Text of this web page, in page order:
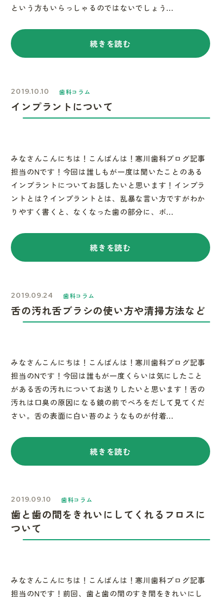
という方もいらっしゃるのではないでしょう...
続きを読む
2019.10.10 歯科コラム
インプラントについて
みなさんこんにちは！こんばんは！寒川歯科ブログ記事
担当のNです！今回は誰しもが一度は聞いたことのある
インプラントについてお話したいと思います！インプラ
ントとは？インプラントとは、乱暴な言い方ですがわか
りやすく書くと、なくなった歯の部分に、ボ...
続きを読む
2019.09.24 歯科コラム
舌の汚れ舌ブラシの使い方や清掃方法など
みなさんこんにちは！こんばんは！寒川歯科ブログ記事
担当のNです！今回は誰もが一度くらいは気にしたこと
がある舌の汚れについてお送りしたいと思います！舌の
汚れは口臭の原因になる鏡の前でべろをだして見てくだ
さい。舌の表面に白い苔のようなものが付着...
続きを読む
2019.09.10 歯科コラム
歯と歯の間をきれいにしてくれるフロスに
ついて
みなさんこんにちは！こんばんは！寒川歯科ブログ記事
担当のNです！前回、歯と歯の間のすき間をきれいにし